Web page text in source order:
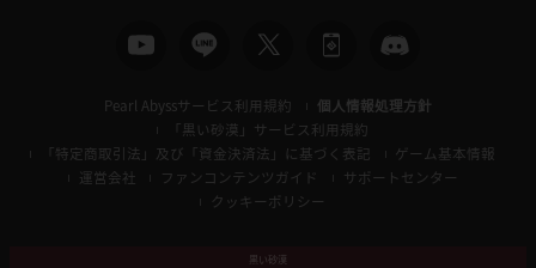
Pearl Abyssサービス利用規約
個人情報処理方針
「黒い砂漠」サービス利用規約
「特定商取引法」及び「資金決済法」に基づく表記
ゲーム基本情報
運営会社
ファンコンテンツガイド
サポートセンター
クッキーポリシー
黒い砂漠